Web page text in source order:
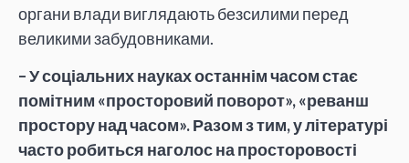
органи влади виглядають безсилими перед
великими забудовниками.
– У соціальних науках останнім часом стає
помітним «просторовий поворот», «реванш
простору над часом». Разом з тим, у літературі
часто робиться наголос на просторовості